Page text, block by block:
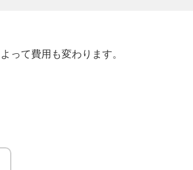
って費用も変わります。